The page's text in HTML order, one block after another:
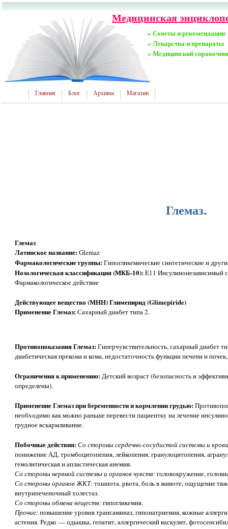
Медицинская
» Советы и рекомендации
» Лекарства и препараты
» Медицинский
Главная Блог Архивы Магазин
Глемаз.
Глемаз
Латинское название:Glemaz
Фармакологические группы:Гипогликемические синтетические и
Нозологическая классификация (МКБ-10):E11 Инсулинонезависимый
Фармакологическое действие
Действующее вещество (МНН) Глимепирид (Glimepiride)
Применение Глемаз:Сахарный диабет типа 2.
Противопоказания Глемаз:Гиперчувствительность, сахарный диабет
диабетическая прекома и кома, недостаточность функции печени и
Ограничения к применению: Детский возраст (безопасность и
определены).
Применение Глемаз при беременности и кормлении грудью:
необходимо как можно раньше перевести пациентку на лечение
грудное вскармливание.
Побочные действия:Со стороны сердечно-сосудистой системы и
понижение АД, тромбоцитопения, лейкопения, гранулоцитопения,
гемолитическая и апластическая анемия.
Со стороны нервной системы и органов чувств:головокружение,
Со стороны органов ЖКТ:тошнота, рвота, боль в животе, ощущение
внутрипеченочный холестаз.
Со стороны обмена веществ:гипогликемия.
Прочие:повышение уровня трансаминаз, гипонатриемия, кожные
астения. Редко — одышка, гепатит, аллергический васкулит,